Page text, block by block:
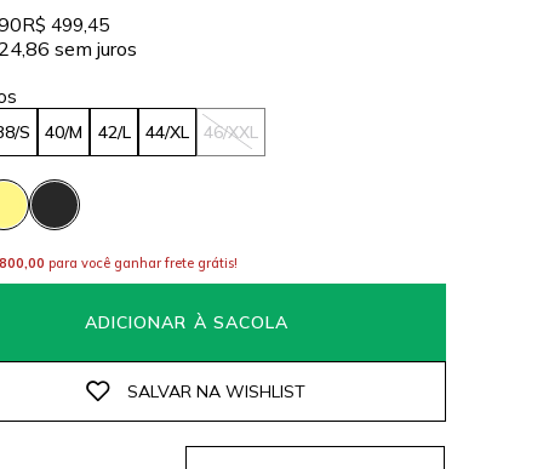
R$ 499,45
sem juros
S 40/M 42/L 44/XL 46/XXL
ADICIONAR À SACOLA
para você ganhar frete grátis!